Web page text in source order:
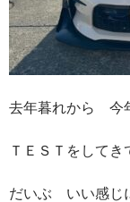
去年暮れから 今
ＴＥＳＴをしてき
だいぶ いい感じ